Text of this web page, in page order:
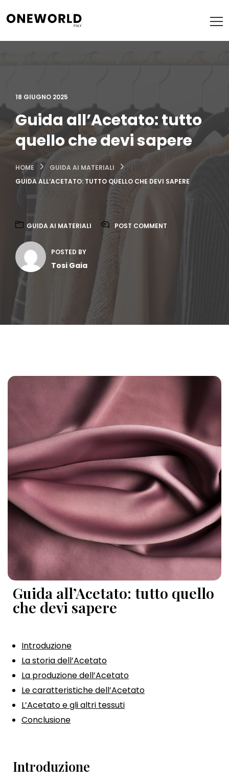
18 GIUGNO 2025
Guida all’Acetato: tutto
quello che devi sapere
HOME
GUIDA AI MATERIALI
GUIDA ALL’ACETATO: TUTTO QUELLO CHE DEVI SAPERE
GUIDA AI MATERIALI POST COMMENT
POSTED BY
Tosi Gaia
Guida all’Acetato: tutto quello
che devi sapere
Introduzione
La storia dell’Acetato
La produzione dell’Acetato
Le caratteristiche dell’Acetato
L’Acetato e gli altri tessuti
Conclusione
Introduzione